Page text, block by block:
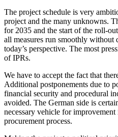
The project schedule is very
project and the many unknowns.
for 2035 and the start of the roll-
all meas­ures run smoothly
today’s perspective. The most
of IPRs.
We have to accept the fact that
Additional post­ponements due to
financial security and procedural
avoided. The German side is
necessary vehicle for
pro­curement process.